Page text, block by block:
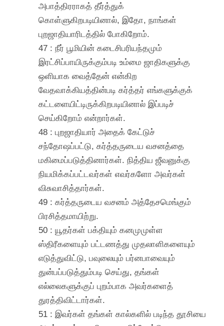
அபாத்திரராகத் தீர்த்துக்
கொள்ளுகிறபடியினால், இதோ, நாங்கள்
புறஜாதியாரிடத்தில் போகிறோம்.
47 : நீர் பூமியின் கடைசிபரியந்தமும்
இரட்சிப்பாயிருக்கும்படி உம்மை ஜாதிகளுக்கு
ஒளியாக வைத்தேன் என்கிற
வேதவாக்கியத்தின்படி கர்த்தர் எங்களுக்குக்
கட்டளையிட்டிருக்கிறபடியினால் இப்படிச்
செய்கிறோம் என்றார்கள்.
48 : புறஜாதியார் அதைக் கேட்டுச்
சந்தோஷப்பட்டு, கர்த்தருடைய வசனத்தை
மகிமைப்படுத்தினார்கள். நித்திய ஜீவனுக்கு
நியமிக்கப்பட்டவர்கள் எவர்களோ அவர்கள்
விசுவாசித்தார்கள்.
49 : கர்த்தருடைய வசனம் அத்தேசமெங்கும்
பிரசித்தமாயிற்று.
50 : யூதர்கள் பக்தியும் கனமுமுள்ள
ஸ்திரீகளையும் பட்டணத்து முதலாளிகளையும்
எடுத்துவிட்டு, பவுலையும் பர்னபாவையும்
துன்பப்படுத்தும்படி செய்து, தங்கள்
எல்லைகளுக்குப் புறம்பாக அவர்களைத்
துரத்திவிட்டார்கள்.
51 : இவர்கள் தங்கள் கால்களில் படிந்த தூசியை